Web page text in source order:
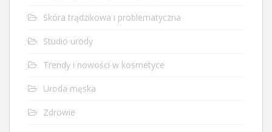
Skóra trądzikowa i problematyczna
Studio urody
Trendy i nowości w kosmetyce
Uroda męska
Zdrowie